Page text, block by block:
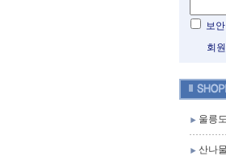
보
회
울릉
산나